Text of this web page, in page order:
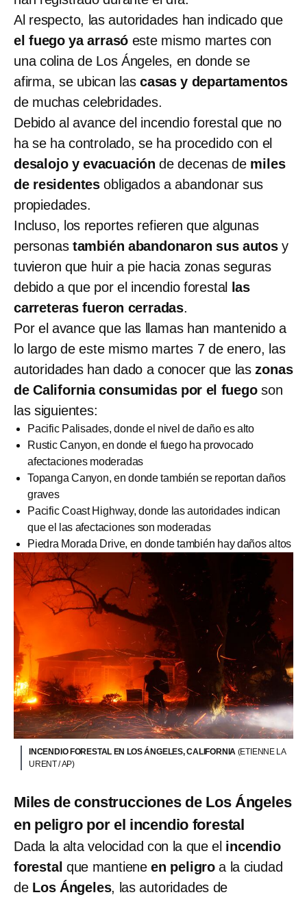
Al respecto, las autoridades han indicado que
el fuego ya arrasó este mismo martes con
una colina de Los Ángeles, en donde se
afirma, se ubican lascasas y departamentos
de muchas celebridades.
Debido al avance del incendio forestal que no
ha se ha controlado, se ha procedido con el
desalojo y evacuación de decenas de miles
de residentesobligados a abandonar sus
propiedades.
Incluso, los reportes refieren que algunas
personas también abandonaron sus autosy
tuvieron que huir a pie hacia zonas seguras
debido a que por el incendio forestal
las
carreteras fueron cerradas.
Por el avance que las llamas han mantenido a
lo largo de este mismo martes 7 de enero, las
autoridades han dado a conocer que laszonas
de California consumidas por el fuegoson
las siguientes:
Pacific Palisades, donde el nivel de daño es alto
Rustic Canyon, en donde el fuego ha provocado
afectaciones moderadas
Topanga Canyon, en donde también se reportan daños
graves
Pacific Coast Highway, donde las autoridades indican
que el las afectaciones son moderadas
Piedra Morada Drive, en donde también hay daños altos
INCENDIO FORESTAL EN LOS ÁNGELES, CALIFORNIA (ETIENNE LA
URENT / AP)
Miles de construcciones de Los Ángeles
en peligro por el incendio forestal
Dada la alta velocidad con la que el incendio
forestal que mantieneen peligro a la ciudad
de Los Ángeles, las autoridades de